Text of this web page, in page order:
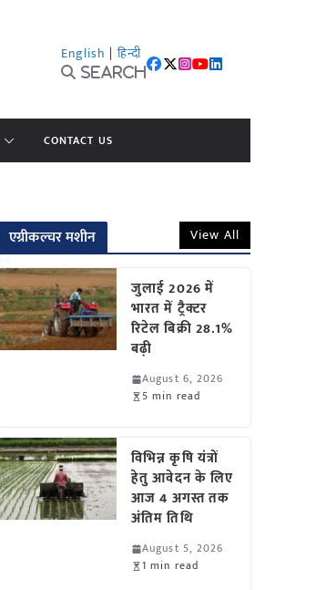
English | हिन्दी
Search
CONTACT US
एग्रीकल्चर मशीन View All
जुलाई 2026 में
भारत में ट्रैक्टर
रिटेल बिक्री 28.1%
बढ़ी
August 6, 2026
5 min read
विभिन्न कृषि यंत्रों
हेतु आवेदन के लिए
आज 4 अगस्त तक
अंतिम तिथि
August 5, 2026
1 min read